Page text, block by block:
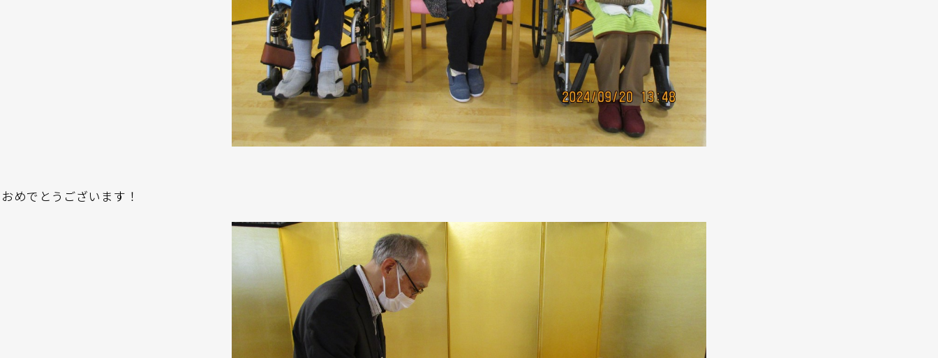
おめでとうございます！